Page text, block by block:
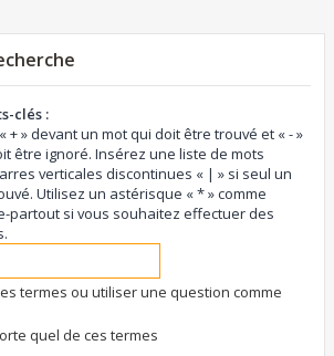
clés :
+ » devant un mot qui doit être trouvé et « - »
être ignoré. Insérez une liste de mots
verticales discontinues « | » si seul un
Utilisez un astérisque « * » comme
partout si vous souhaitez effectuer des
termes ou utiliser une question comme
quel de ces termes